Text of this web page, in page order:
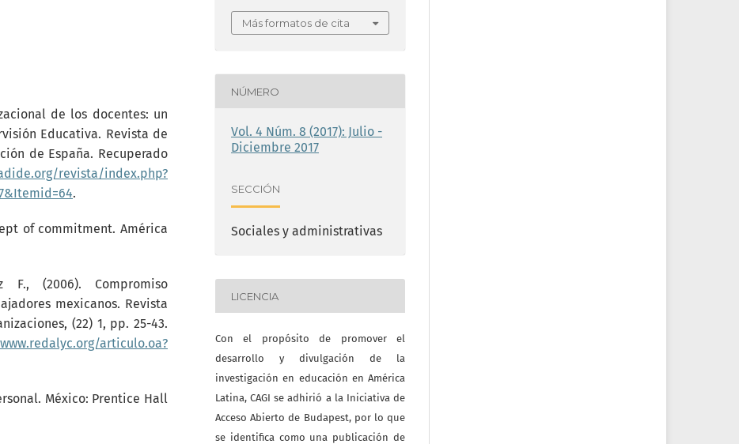
de los docentes: un
Educativa. Revista de
de España. Recuperado
revista/index.php?
.
of commitment. América
(2006). Compromiso
mexicanos. Revista
(22) 1, pp. 25-43.
articulo.oa?
México: Prentice Hall
Más formatos de cita
NÚMERO
Vol. 4 Núm. 8 (2017): Julio -
Diciembre 2017
SECCIÓN
Sociales y administrativas
LICENCIA
Con el propósito de promover el
desarrollo y divulgación de la
investigación en educación en América
Latina, CAGI se adhirió a la Iniciativa de
Acceso Abierto de Budapest, por lo que
se identifica como una publicación de